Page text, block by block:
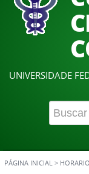
UNIVERSIDADE
PÁGINA INICIAL >